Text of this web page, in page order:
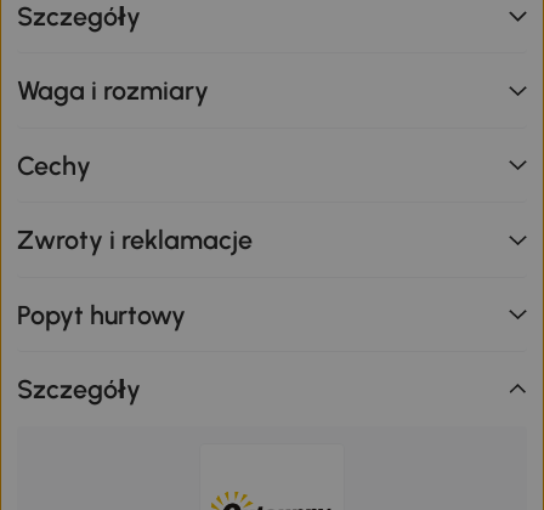
Szczegóły
Waga i rozmiary
Cechy
Zwroty i reklamacje
Popyt hurtowy
Szczegóły